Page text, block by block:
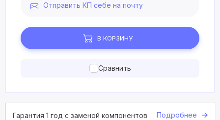
Отправить КП себе на почту
В КОРЗИНУ
Сравнить
Гарантия 1 год с заменой компонентов Подробнее